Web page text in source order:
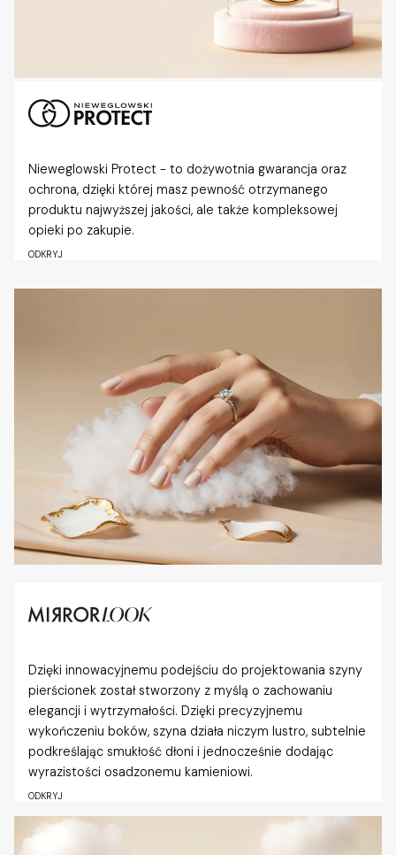
Nieweglowski Protect - to dożywotnia gwarancja oraz
ochrona, dzięki której masz pewność otrzymanego
produktu najwyższej jakości, ale także kompleksowej
opieki po zakupie.
ODKRYJ
Dzięki innowacyjnemu podejściu do projektowania szyny
pierścionek został stworzony z myślą o zachowaniu
elegancji i wytrzymałości. Dzięki precyzyjnemu
wykończeniu boków, szyna działa niczym lustro, subtelnie
podkreślając smukłość dłoni i jednocześnie dodając
wyrazistości osadzonemu kamieniowi.
ODKRYJ